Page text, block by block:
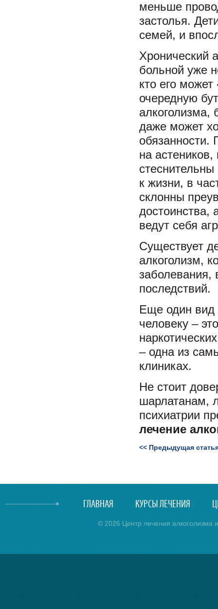
меньше
застолья.
семей, и
Хронический
больной уже
кто его может
очередную
алкоголизма,
даже может
обязанности.
на
к жизни, в
склонны
достоинства,
ведут себя
Существует
алкоголизм,
заболевания,
последствий.
Еще один вид
человеку –
– одна из
клиниках.
Не стоит
шарлатанам,
психиатрии
лечение
<< Предыдущая
ГЛАВНАЯ КУРСЫ ЛЕЧЕНИЯ
© 2026 Центр лечения алкоголизма